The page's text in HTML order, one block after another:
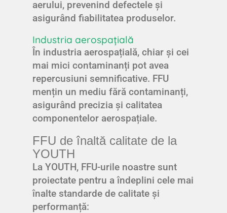
aerului, prevenind defectele și
asigurând fiabilitatea produselor.
Industria aerospațială
În industria aerospațială, chiar și cei
mai mici contaminanți pot avea
repercusiuni semnificative. FFU
mențin un mediu fără contaminanți,
asigurând precizia și calitatea
componentelor aerospațiale.
FFU de înaltă calitate de la
YOUTH
La YOUTH, FFU-urile noastre sunt
proiectate pentru a îndeplini cele mai
înalte standarde de calitate și
performanță: